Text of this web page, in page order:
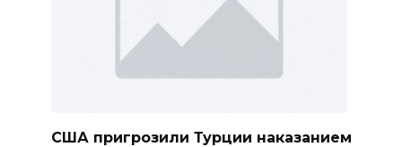
США пригрозили Турции наказанием